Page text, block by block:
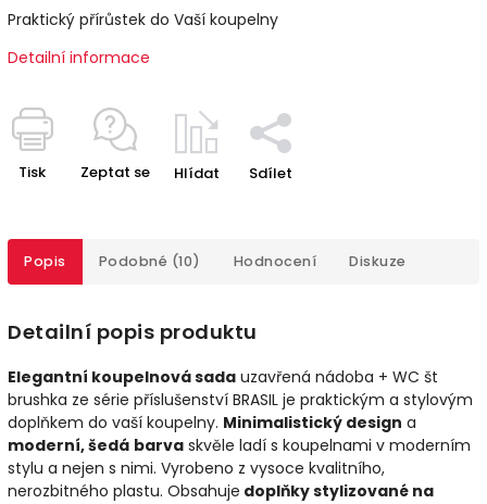
Praktický přírůstek do Vaší koupelny
Detailní informace
Tisk Zeptat se Hlídat Sdílet
Popis Podobné (10) Hodnocení Diskuze
Detailní popis produktu
Elegantní koupelnová sada uzavřená nádoba + WC št
brushka ze série příslušenství BRASIL je praktickým a stylovým
doplňkem do vaší koupelny. Minimalistický design a
moderní, šedá barva skvěle ladí s koupelnami v moderním
stylu a nejen s nimi. Vyrobeno z vysoce kvalitního,
nerozbitného plastu. Obsahuje doplňky stylizované na